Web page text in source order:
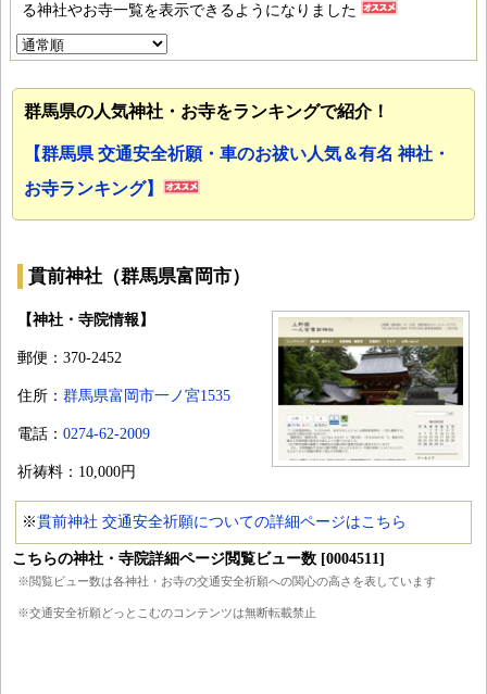
る神社やお寺一覧を表示できるようになりました
群馬県の人気神社・お寺をランキングで紹介！
【群馬県 交通安全祈願・車のお祓い人気＆有名 神社・
お寺ランキング】
貫前神社（群馬県富岡市）
【神社・寺院情報】
郵便：370-2452
住所： 群馬県富岡市一ノ宮1535
電話： 0274-62-2009
祈祷料：10,000円
※貫前神社 交通安全祈願についての詳細ページはこちら
こちらの神社・寺院詳細ページ閲覧ビュー数 [0004511]
※閲覧ビュー数は各神社・お寺の交通安全祈願への関心の高さを表しています
※交通安全祈願どっとこむのコンテンツは無断転載禁止